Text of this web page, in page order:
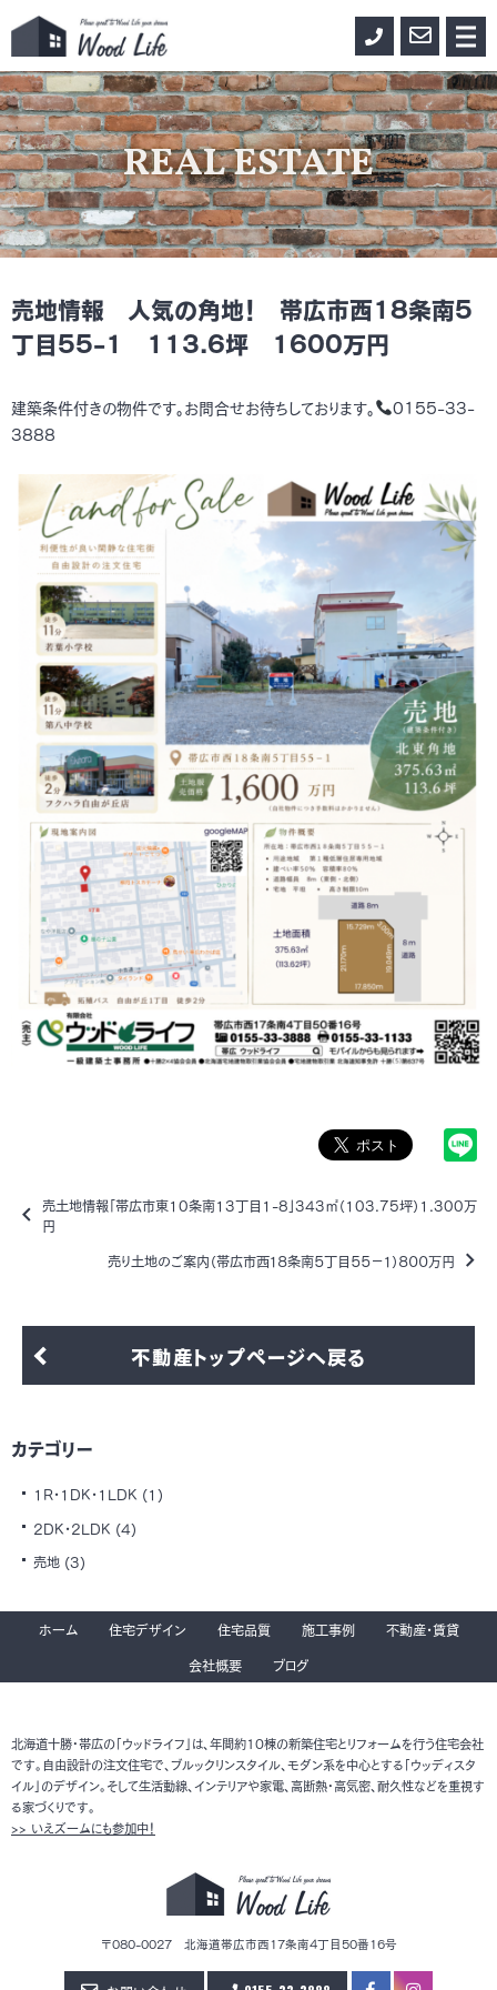
メ
ニ
ュ
ー
0155-
33-
3888
お
問
い
合
わ
せ
REAL ESTATE
売地情報 人気の角地！ 帯広市西18条南5
丁目55-1 113.6坪 1600万円
建築条件付きの物件です。お問合せお待ちしております。
0155-33-
3888
売土地情報「帯広市東10条南13丁目1-8」343㎡（103.75坪）1.300万
円
売り土地のご案内（帯広市西１８条南５丁目５５－１）８００万円
不動産トップページへ戻る
カテゴリー
1R・1DK・1LDK (1)
2DK・2LDK (4)
売地 (3)
ホーム 住宅デザイン 住宅品質 施工事例
不動産・賃貸
会社概要
ブログ
北海道十勝・帯広の「ウッドライフ」は、年間約10棟の新築住宅とリフォームを行う住宅会社
です。自由設計の注文住宅で、ブルックリンスタイル、モダン系を中心とする「ウッディスタ
イル」のデザイン。そして生活動線、インテリアや家電、高断熱・高気密、耐久性などを重視す
る家づくりです。
>> いえズームにも参加中！
〒080-0027 北海道帯広市西17条南4丁目50番16号